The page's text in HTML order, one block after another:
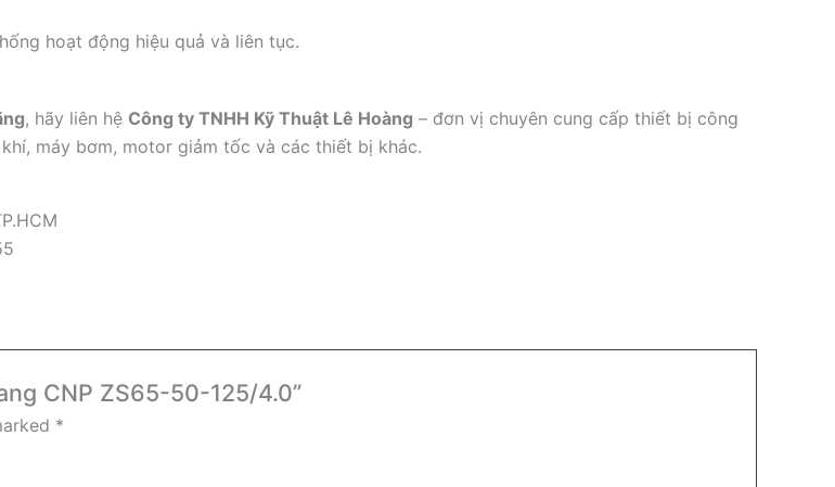
hoạt động hiệu quả và liên tục.
, hãy liên hệ Công ty TNHH Kỹ Thuật Lê Hoàng – đơn vị chuyên cung cấp thiết bị công
máy bơm, motor giảm tốc và các thiết bị khác.
CNP ZS65-50-125/4.0”
*